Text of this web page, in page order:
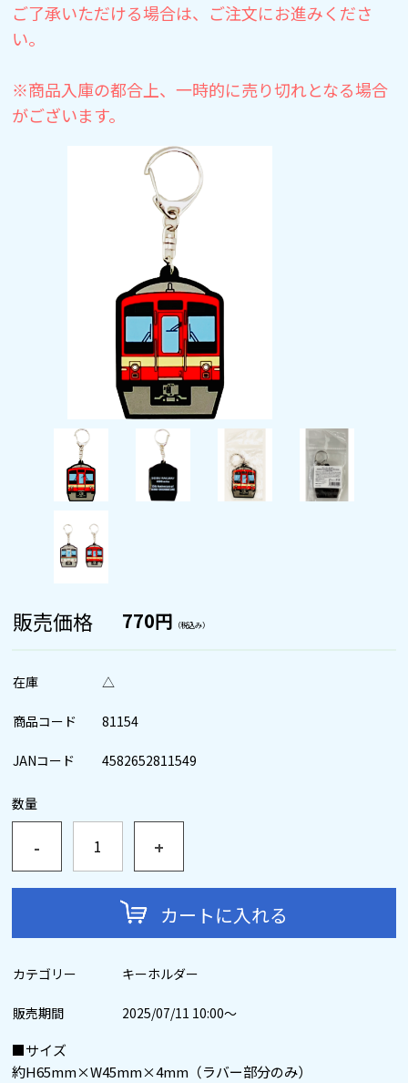
ご了承いただける場合は、ご注文にお進みくださ
い。
※商品入庫の都合上、一時的に売り切れとなる場合
がございます。
販売価格 770円 （税込み）
在庫 △
商品コード 81154
JANコード 4582652811549
数量
- +
カートに入れる
カテゴリー キーホルダー
販売期間 2025/07/11 10:00～
■サイズ
約H65mm×W45mm×4mm（ラバー部分のみ）